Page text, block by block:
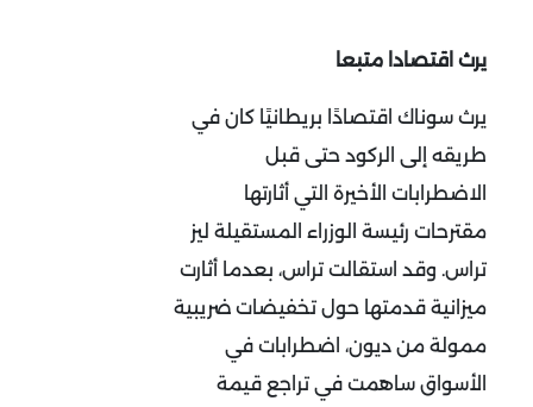
يرث اقتصادا متبعا
يرث سوناك اقتصادًا بريطانيًا كان في
طريقه إلى الركود حتى قبل
الاضطرابات الأخيرة التي أثارتها
مقترحات رئيسة الوزراء المستقيلة ليز
تراس. وقد استقالت تراس، بعدما أثارت
ميزانية قدمتها حول تخفيضات ضريبية
ممولة من ديون، اضطرابات في
الأسواق ساهمت في تراجع قيمة